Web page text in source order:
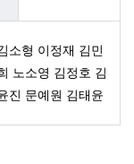
소형 이정재 김민
노소영 김정호 김
진 문예원 김태윤